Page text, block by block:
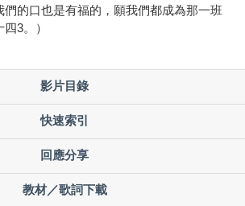
們的口也是有福的，願我們都成為那一班
3。）
影片目錄
快速索引
回應分享
教材／歌詞下載